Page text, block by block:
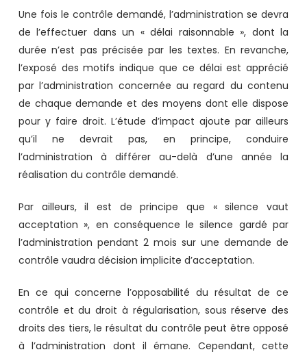
Une fois le contrôle demandé, l’administration se devra
de l’effectuer dans un « délai raisonnable », dont la
durée n’est pas précisée par les textes. En revanche,
l’exposé des motifs indique que ce délai est apprécié
par l’administration concernée au regard du contenu
de chaque demande et des moyens dont elle dispose
pour y faire droit. L’étude d’impact ajoute par ailleurs
qu’il ne devrait pas, en principe, conduire
l’administration à différer au-delà d’une année la
réalisation du contrôle demandé.
Par ailleurs, il est de principe que « silence vaut
acceptation », en conséquence le silence gardé par
l’administration pendant 2 mois sur une demande de
contrôle vaudra décision implicite d’acceptation.
En ce qui concerne l’opposabilité du résultat de ce
contrôle et du droit à régularisation, sous réserve des
droits des tiers, le résultat du contrôle peut être opposé
à l’administration dont il émane. Cependant, cette